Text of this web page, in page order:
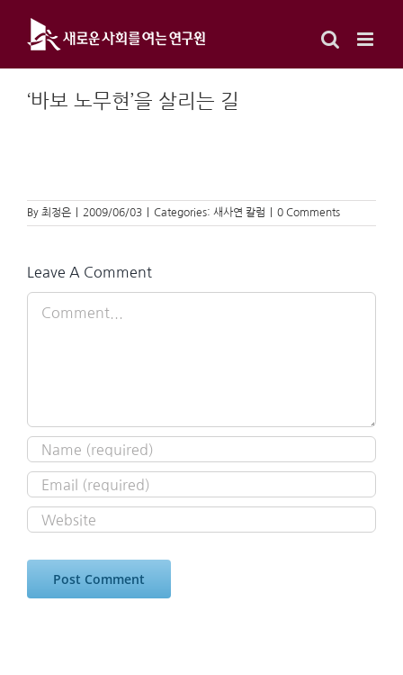
content
‘바보 노무현’을 살리는 길
By 최정은 2009/06/03 Categories: 새사연 칼럼 0 Comments
Leave A Comment